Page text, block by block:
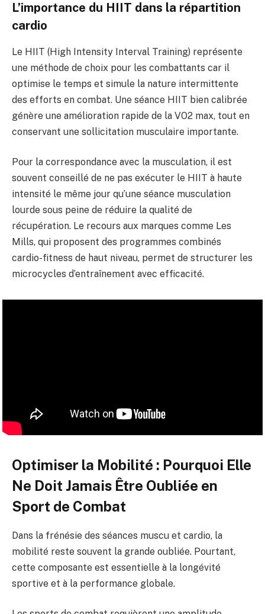
L’importance du HIIT dans la répartition
cardio
Le HIIT (High Intensity Interval Training) représente
une méthode de choix pour les combattants car il
optimise le temps et simule la nature intermittente
des efforts en combat. Une séance HIIT bien calibrée
génère une amélioration rapide de la VO2 max, tout en
conservant une sollicitation musculaire importante.
Pour la correspondance avec la musculation, il est
souvent conseillé de ne pas exécuter le HIIT à haute
intensité le même jour qu’une séance musculation
lourde sous peine de réduire la qualité de
récupération. Le recours aux marques comme Les
Mills, qui proposent des programmes combinés
cardio-fitness de haut niveau, permet de structurer les
microcycles d’entraînement avec efficacité.
Optimiser la Mobilité : Pourquoi Elle
Ne Doit Jamais Être Oubliée en
Sport de Combat
Dans la frénésie des séances muscu et cardio, la
mobilité reste souvent la grande oubliée. Pourtant,
cette composante est essentielle à la longévité
sportive et à la performance globale.